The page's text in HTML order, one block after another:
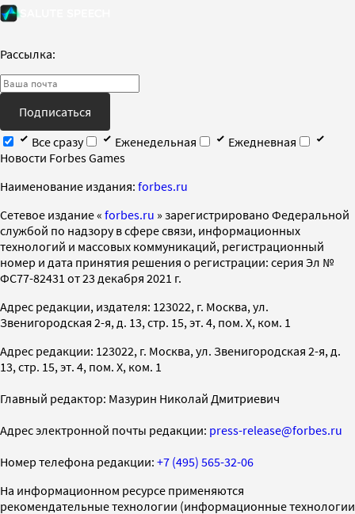
Рассылка:
Подписаться
Все сразу
Еженедельная
Ежедневная
Новости Forbes Games
Наименование издания: forbes.ru
Cетевое издание « forbes.ru » зарегистрировано Федеральной
службой по надзору в сфере связи, информационных
технологий и массовых коммуникаций, регистрационный
номер и дата принятия решения о регистрации: серия Эл №
ФС77-82431 от 23 декабря 2021 г.
Адрес редакции, издателя: 123022, г. Москва, ул.
Звенигородская 2-я, д. 13, стр. 15, эт. 4, пом. X, ком. 1
Адрес редакции: 123022, г. Москва, ул. Звенигородская 2-я, д.
13, стр. 15, эт. 4, пом. X, ком. 1
Главный редактор: Мазурин Николай Дмитриевич
Адрес электронной почты редакции: press-release@forbes.ru
Номер телефона редакции: +7 (495) 565-32-06
На информационном ресурсе применяются
рекомендательные технологии (информационные технологии